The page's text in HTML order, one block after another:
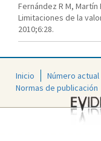
Fernández R M,
Limitaciones de la
2010;6:28.
Inicio Número actual
Normas de publicación